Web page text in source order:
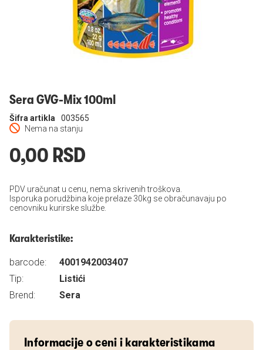
Sera GVG-Mix 100ml
Nema na stanju
Šifra artikla 003565
0,00 RSD
PDV uračunat u cenu, nema skrivenih troškova.
Isporuka porudžbina koje prelaze 30kg se obračunavaju po
cenovniku kurirske službe.
Karakteristike:
barcode:
4001942003407
Tip:
Listići
Brend:
Sera
Informacije o ceni i karakteristikama